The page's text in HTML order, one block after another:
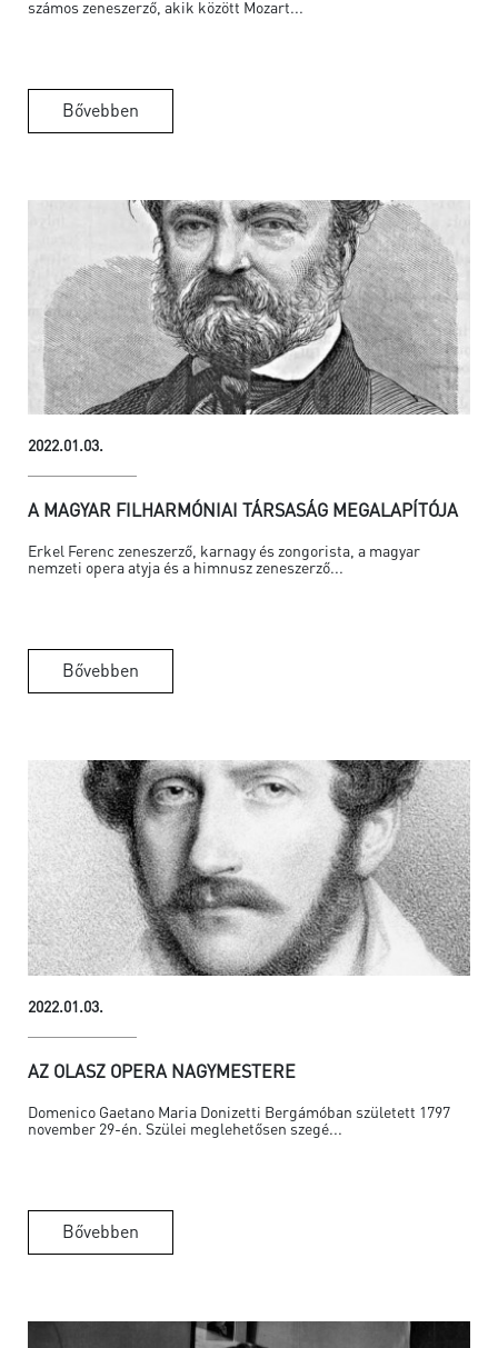
számos zeneszerző, akik között Mozart...
Bővebben
2022.01.03.
A MAGYAR FILHARMÓNIAI TÁRSASÁG MEGALAPÍTÓJA
Erkel Ferenc zeneszerző, karnagy és zongorista, a magyar
nemzeti opera atyja és a himnusz zeneszerző...
Bővebben
2022.01.03.
AZ OLASZ OPERA NAGYMESTERE
Domenico Gaetano Maria Donizetti Bergámóban született 1797
november 29-én. Szülei meglehetősen szegé...
Bővebben